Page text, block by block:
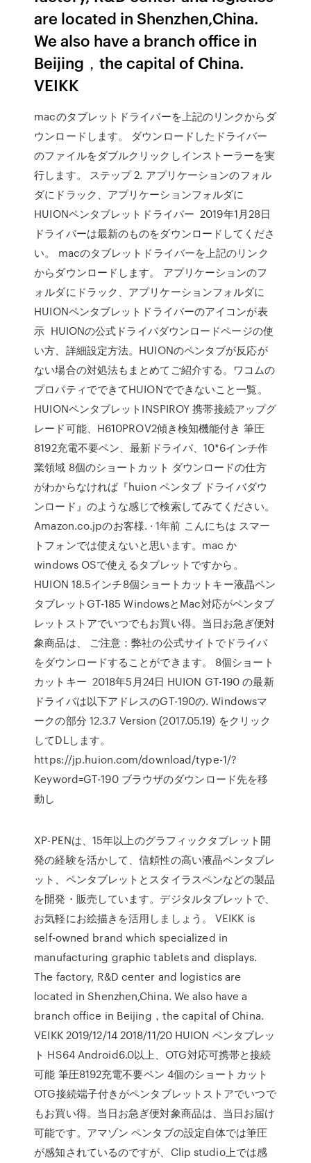
are located in Shenzhen,China.
We also have a branch office in
Beijing，the capital of China.
VEIKK
macのタブレットドライバーを上記のリンクからダ
ウンロードします。 ダウンロードしたドライバー
のファイルをダブルクリックしインストーラーを実
行します。 ステップ 2. アプリケーションのフォル
ダにドラック、アプリケーションフォルダに
HUIONペンタブレットドライバー 2019年1月28日
ドライバーは最新のものをダウンロードしてくださ
い。 macのタブレットドライバーを上記のリンク
からダウンロードします。 アプリケーションのフ
ォルダにドラック、アプリケーションフォルダに
HUIONペンタブレットドライバーのアイコンが表
示 HUIONの公式ドライバダウンロードページの使
い方、詳細設定方法。HUIONのペンタブが反応が
ない場合の対処法もまとめてご紹介する。ワコムの
プロパティでできてHUIONでできないこと一覧。
HUIONペンタブレットINSPIROY 携帯接続アップグ
レード可能、H610PROV2傾き検知機能付き 筆圧
8192充電不要ペン、最新ドライバ、10*6インチ作
業領域 8個のショートカット ダウンロードの仕方
がわからなければ『huion ペンタブ ドライバダウ
ンロード』のような感じで検索してみてください。
Amazon.co.jpのお客様. · 1年前 こんにちは スマー
トフォンでは使えないと思います。mac か
windows OSで使えるタブレットですから。
HUION 18.5インチ8個ショートカットキー液晶ペン
タブレットGT-185 WindowsとMac対応がペンタブ
レットストアでいつでもお買い得。当日お急ぎ便対
象商品は、 ご注意：弊社の公式サイトでドライバ
をダウンロードすることができます。 ​8個ショート
カットキー 2018年5月24日 HUION GT-190 の最新
ドライバは以下アドレスのGT-190の. Windowsマ
ークの部分 12.3.7 Version (2017.05.19) をクリック
してDLします。
https://jp.huion.com/download/type-1/?
Keyword=GT-190 ブラウザのダウンロード先を移
動し
XP-PENは、15年以上のグラフィックタブレット開
発の経験を活かして、信頼性の高い液晶ペンタブレ
ット、ペンタブレットとスタイラスペンなどの製品
を開発・販売しています。デジタルタブレットで、
お気軽にお絵描きを活用しましょう。 VEIKK is
self-owned brand which specialized in
manufacturing graphic tablets and displays.
The factory, R&D center and logistics are
located in Shenzhen,China. We also have a
branch office in Beijing，the capital of China.
VEIKK 2019/12/14 2018/11/20 HUION ペンタブレッ
ト HS64 Android6.0以上、OTG対応可携帯と接続
可能 筆圧8192充電不要ペン 4個のショートカット
OTG接続端子付きがペンタブレットストアでいつで
もお買い得。当日お急ぎ便対象商品は、当日お届け
可能です。アマゾン ペンタブの設定自体では筆圧
が感知されているのですが、Clip studio上では感